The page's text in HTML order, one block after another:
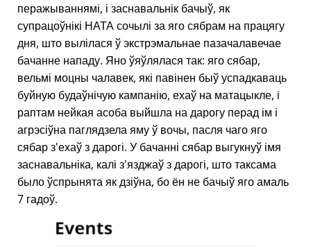
перажываннямі, і заснавальнік бачыў, як
супрацоўнікі НАТА сочылі за яго сябрам на працягу
дня, што вылілася ў экстрэмальнае пазачалавечае
бачанне нападу. Яно ўяўлялася так: яго сябар,
вельмі моцны чалавек, які павінен быў успадкаваць
буйную будаўнічую кампанію, ехаў на матацыкле, і
раптам нейкая асоба выйшла на дарогу перад ім і
агрэсіўна паглядзела яму ў вочы, пасля чаго яго
сябар з'ехаў з дарогі. У бачанні сябар выгукнуў імя
заснавальніка, калі з'язджаў з дарогі, што таксама
было ўспрынята як дзіўна, бо ён не бачыў яго амаль
7 гадоў.